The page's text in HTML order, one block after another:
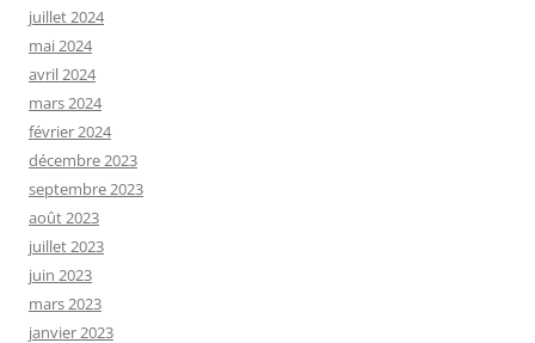
juillet 2024
mai 2024
avril 2024
mars 2024
février 2024
décembre 2023
septembre 2023
août 2023
juillet 2023
juin 2023
mars 2023
janvier 2023